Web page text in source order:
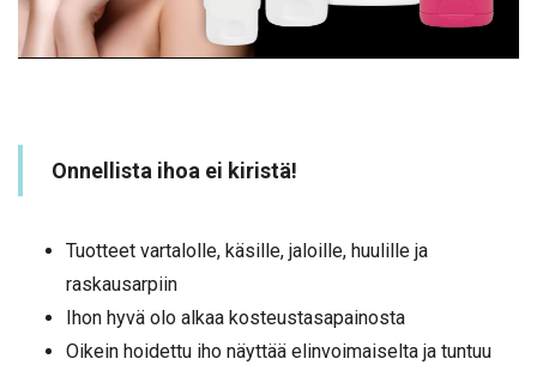
Onnellista ihoa ei kiristä!
Tuotteet vartalolle, käsille, jaloille, huulille ja
raskausarpiin
Ihon hyvä olo alkaa kosteustasapainosta
Oikein hoidettu iho näyttää elinvoimaiselta ja tuntuu